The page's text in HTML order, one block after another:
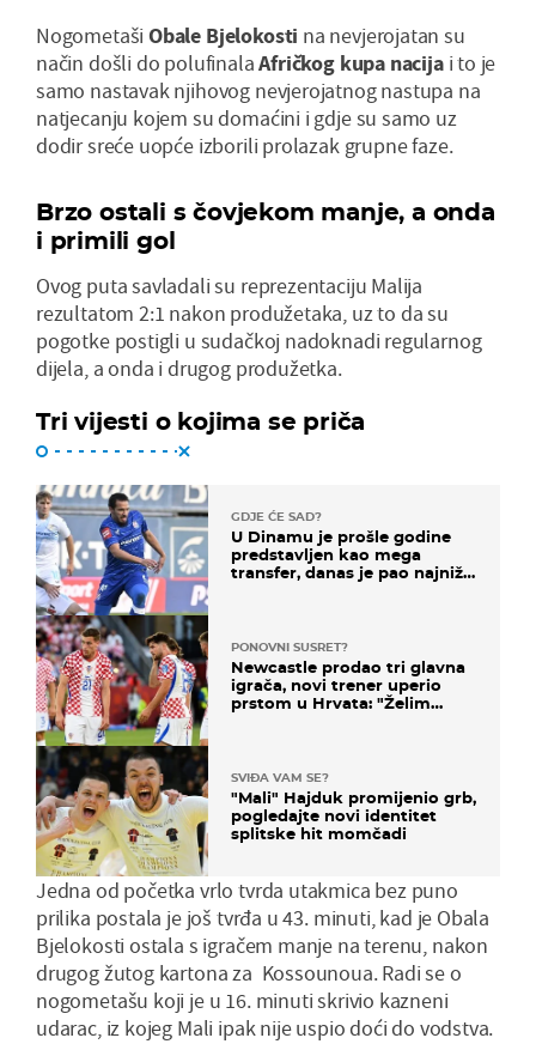
NogometašiObale Bjelokosti na nevjerojatan su
način došli do polufinalaAfričkog kupa nacijai to je
samo nastavak njihovog nevjerojatnog nastupa na
natjecanju kojem su domaćini i gdje su samo uz
dodir sreće uopće izborili prolazak grupne faze.
Brzo ostali s čovjekom manje, a onda
i primili gol
Ovog puta savladali su reprezentaciju Malija
rezultatom 2:1 nakon produžetaka, uz to da su
pogotke postigli u sudačkoj nadoknadi regularnog
dijela, a onda i drugog produžetka.
Tri vijesti o kojima se priča
GDJE ĆE SAD?
U Dinamu je prošle godine
predstavljen kao mega
transfer, danas je pao najniže
PONOVNI SUSRET?
Newcastle prodao tri glavna
igrača, novi trener uperio
prstom u Hrvata: "Želim
SVIĐA VAM SE?
"Mali" Hajduk promijenio grb,
pogledajte novi identitet
splitske hit momčadi
Jedna od početka vrlo tvrda utakmica bez puno
prilika postala je još tvrđa u 43. minuti, kad je Obala
Bjelokosti ostala s igračem manje na terenu, nakon
drugog žutog kartona za Kossounoua. Radi se o
nogometašu koji je u 16. minuti skrivio kazneni
udarac, iz kojeg Mali ipak nije uspio doći do vodstva.